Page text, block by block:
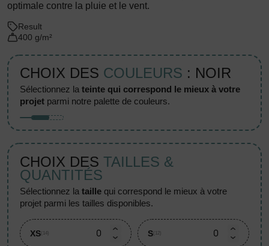
optimale contre la pluie et le vent.
Result
400 g/m²
CHOIX DES COULEURS : NOIR
sélectionnez lateinte qui correspond le mieux à votre
projet parmi notre palette de couleurs.
CHOIX DES TAILLES &
QUANTITÉS
sélectionnez lataille qui correspond le mieux à votre
projet parmi les tailles disponibles.
XS (14) S (12)